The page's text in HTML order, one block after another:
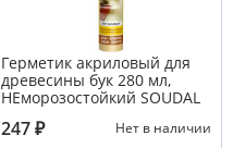
Герметик акриловый для
древесины бук 280 мл,
НЕморозостойкий SOUDAL
247₽ Нет в наличии